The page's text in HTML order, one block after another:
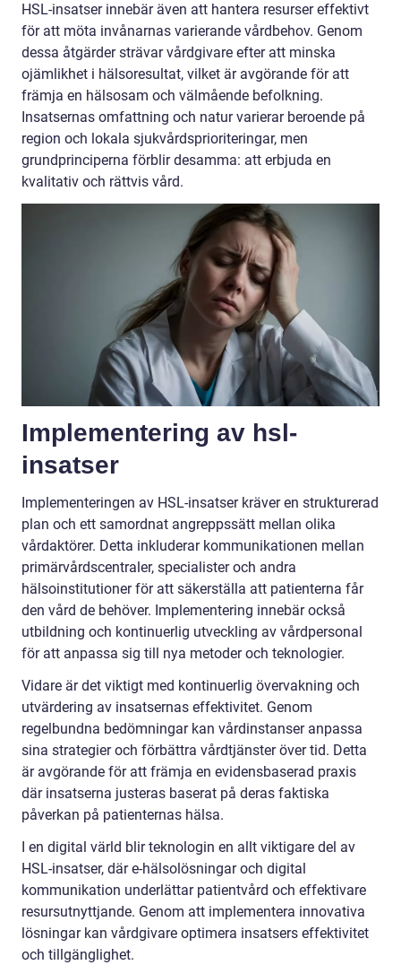
HSL-insatser innebär även att hantera resurser effektivt
för att möta invånarnas varierande vårdbehov. Genom
dessa åtgärder strävar vårdgivare efter att minska
ojämlikhet i hälsoresultat, vilket är avgörande för att
främja en hälsosam och välmående befolkning.
Insatsernas omfattning och natur varierar beroende på
region och lokala sjukvårdsprioriteringar, men
grundprinciperna förblir desamma: att erbjuda en
kvalitativ och rättvis vård.
Implementering av hsl-
insatser
Implementeringen av HSL-insatser kräver en strukturerad
plan och ett samordnat angreppssätt mellan olika
vårdaktörer. Detta inkluderar kommunikationen mellan
primärvårdscentraler, specialister och andra
hälsoinstitutioner för att säkerställa att patienterna får
den vård de behöver. Implementering innebär också
utbildning och kontinuerlig utveckling av vårdpersonal
för att anpassa sig till nya metoder och teknologier.
Vidare är det viktigt med kontinuerlig övervakning och
utvärdering av insatsernas effektivitet. Genom
regelbundna bedömningar kan vårdinstanser anpassa
sina strategier och förbättra vårdtjänster över tid. Detta
är avgörande för att främja en evidensbaserad praxis
där insatserna justeras baserat på deras faktiska
påverkan på patienternas hälsa.
I en digital värld blir teknologin en allt viktigare del av
HSL-insatser, där e-hälsolösningar och digital
kommunikation underlättar patientvård och effektivare
resursutnyttjande. Genom att implementera innovativa
lösningar kan vårdgivare optimera insatsers effektivitet
och tillgänglighet.